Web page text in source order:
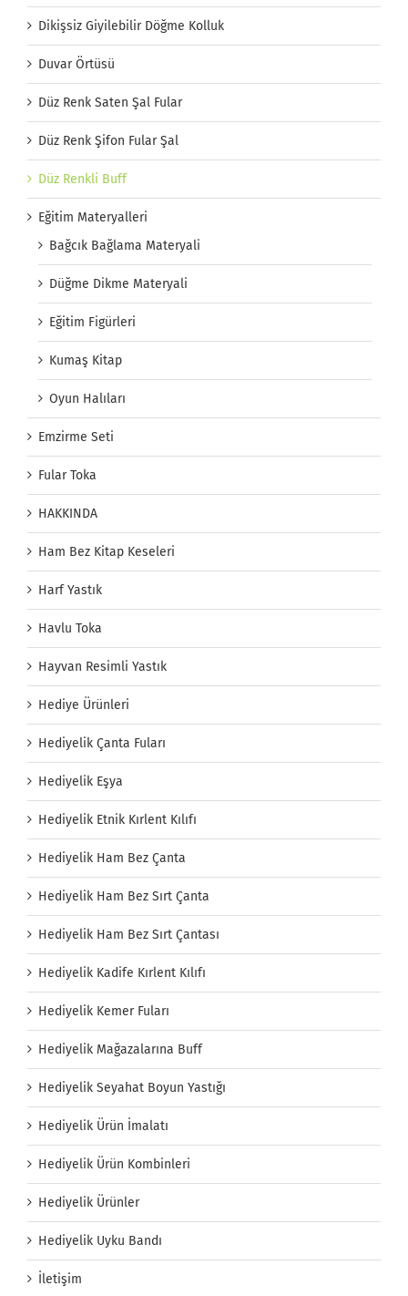
Dikişsiz Giyilebilir Döğme Kolluk
Duvar Örtüsü
Düz Renk Saten Şal Fular
Düz Renk Şifon Fular Şal
Düz Renkli Buff
Eğitim Materyalleri
Bağcık Bağlama Materyali
Düğme Dikme Materyali
Eğitim Figürleri
Kumaş Kitap
Oyun Halıları
Emzirme Seti
Fular Toka
HAKKINDA
Ham Bez Kitap Keseleri
Harf Yastık
Havlu Toka
Hayvan Resimli Yastık
Hediye Ürünleri
Hediyelik Çanta Fuları
Hediyelik Eşya
Hediyelik Etnik Kırlent Kılıfı
Hediyelik Ham Bez Çanta
Hediyelik Ham Bez Sırt Çanta
Hediyelik Ham Bez Sırt Çantası
Hediyelik Kadife Kırlent Kılıfı
Hediyelik Kemer Fuları
Hediyelik Mağazalarına Buff
Hediyelik Seyahat Boyun Yastığı
Hediyelik Ürün İmalatı
Hediyelik Ürün Kombinleri
Hediyelik Ürünler
Hediyelik Uyku Bandı
İletişim